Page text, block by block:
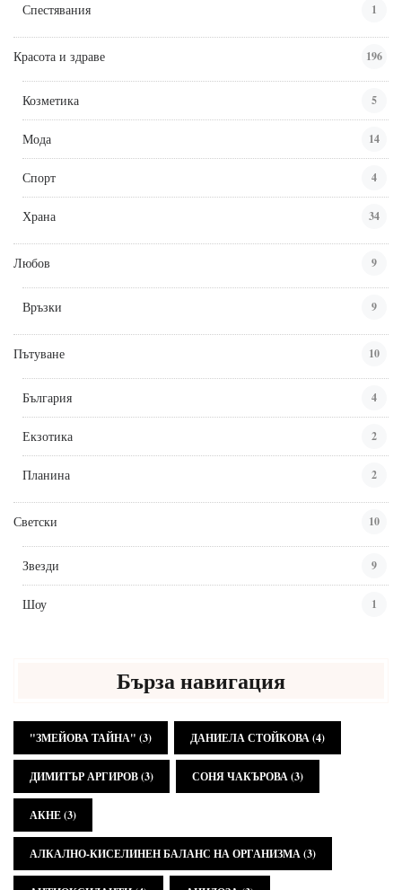
Спестявания 1
Красота и здраве 196
Козметика 5
Мода 14
Спорт 4
Храна 34
Любов 9
Връзки 9
Пътуване 10
България 4
Екзотика 2
Планина 2
Светски 10
Звезди 9
Шоу 1
Бърза навигация
"ЗМЕЙОВА ТАЙНА" (3) ДАНИЕЛА СТОЙКОВА(4)
ДИМИТЪР АРГИРОВ(3) СОНЯ ЧАКЪРОВА(3)
АКНЕ(3)
АЛКАЛНО-КИСЕЛИНЕН БАЛАНС НА ОРГАНИЗМА(3)